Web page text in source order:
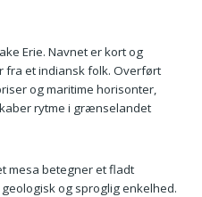
Erie. Navnet er kort og
fra et indiansk folk. Overført
og maritime horisonter,
rytme i grænselandet
mesa betegner et fladt
og sproglig enkelhed.